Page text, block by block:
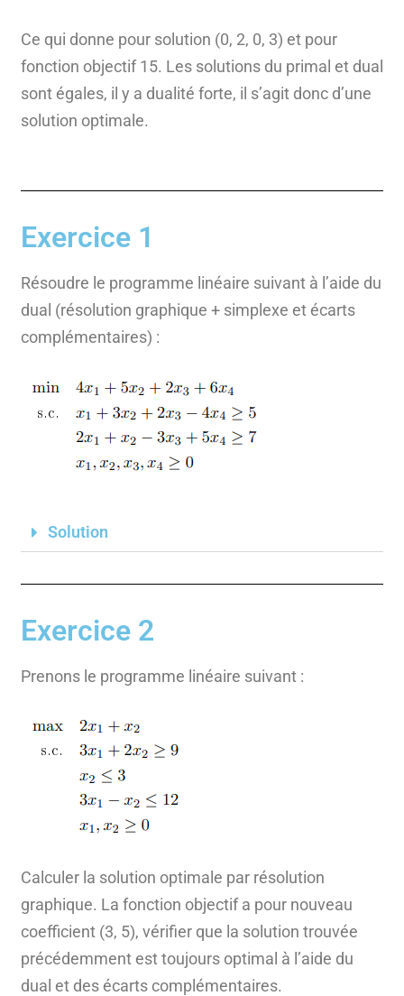
Ce qui donne pour solution (0, 2, 0, 3) et pour
fonction objectif 15. Les solutions du primal et dual
sont égales, il y a dualité forte, il s’agit donc d’une
solution optimale.
Exercice 1
Résoudre le programme linéaire suivant à l’aide du
dual (résolution graphique + simplexe et écarts
complémentaires) :
Solution
Exercice 2
Prenons le programme linéaire suivant :
Calculer la solution optimale par résolution
graphique. La fonction objectif a pour nouveau
coefficient (3, 5), vérifier que la solution trouvée
précédemment est toujours optimal à l’aide du
dual et des écarts complémentaires.